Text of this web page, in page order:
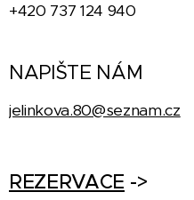
+420 737 124 940
NAPIŠTE NÁM
jelinkova.80@seznam.cz
REZERVACE ->